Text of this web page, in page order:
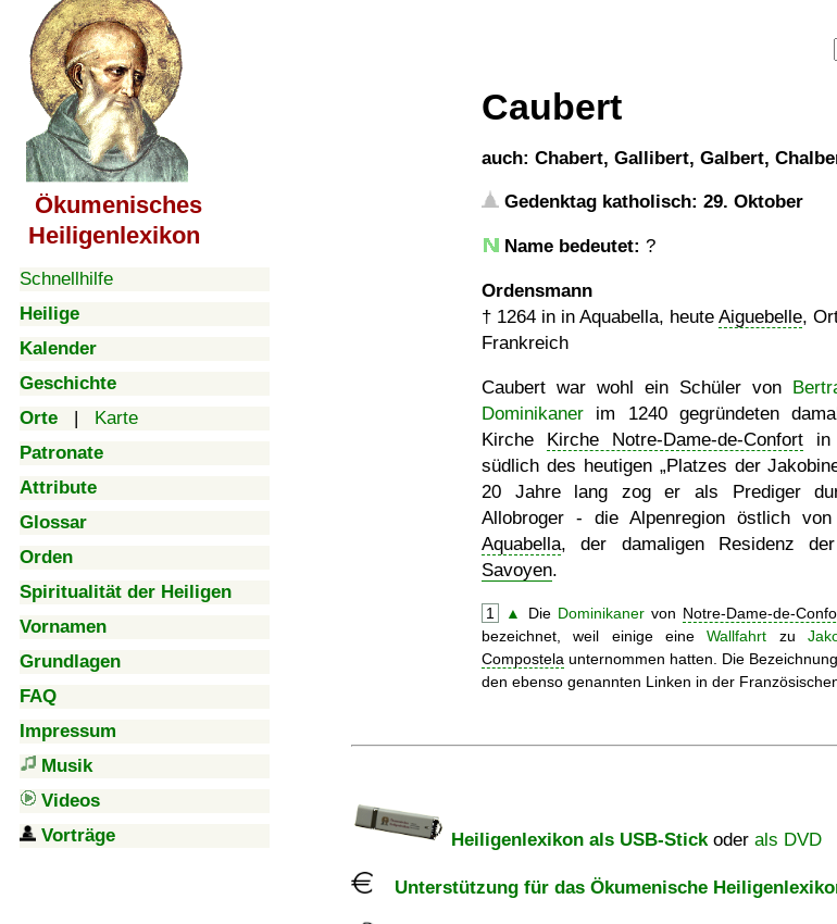
Ökumenisches
Heiligenlexikon
Schnellhilfe
Heilige
Kalender
Geschichte
Orte | Karte
Patronate
Attribute
Glossar
Orden
Spiritualität der Heiligen
Vornamen
Grundlagen
FAQ
Impressum
Musik
Videos
Vorträge
Caubert
auch: Chabert, Gallibert, Galbert,
Gedenktag katholisch: 29. Oktober
Name bedeutet: ?
Ordensmann
† 1264 in in Aquabella, heute Aiguebelle,
Frankreich
Caubert war wohl ein Schüler von
Dominikaner im 1240 gegründeten
Kirche Kirche Notre-Dame-de-Confort in
südlich des heutigen
Platzes der
20 Jahre lang zog er als Prediger
Allobroger - die Alpenregion östlich von
Aquabella, der damaligen Residenz
Savoyen.
1 ▲ Die Dominikaner von Notre-Dame-de-
bezeichnet, weil einige eineWallfahrt zu
Compostela unternommen hatten. Die
den ebenso genannten Linken in der
Heiligenlexikon als USB-Stickoder als DVD
Unterstützung für das Ökumenische